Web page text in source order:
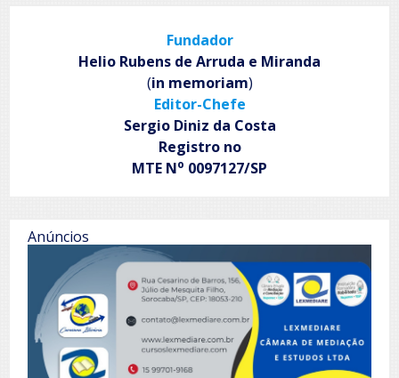
Fundador
Helio Rubens de Arruda e Miranda
(in memoriam)
Editor-Chefe
Sergio Diniz da Costa
Registro no
MTE No 0097127/SP
Anúncios